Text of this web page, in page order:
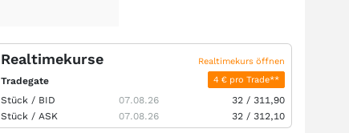
Realtimekurse Realtimekurs öffnen
Tradegate 4 € pro Trade**
Stück / BID 07.08.26 32 / 311,90
Stück / ASK 07.08.26 32 / 312,10